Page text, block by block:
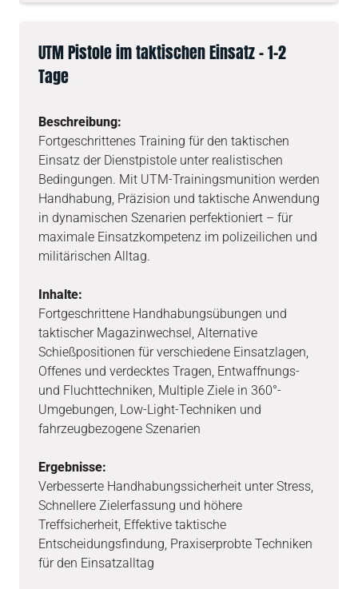
UTM Pistole im taktischen Einsatz – 1-2
Tage
Beschreibung:
Fortgeschrittenes Training für den taktischen
Einsatz der Dienstpistole unter realistischen
Bedingungen. Mit UTM-Trainingsmunition werden
Handhabung, Präzision und taktische Anwendung
in dynamischen Szenarien perfektioniert – für
maximale Einsatzkompetenz im polizeilichen und
militärischen Alltag.
Inhalte:
Fortgeschrittene Handhabungsübungen und
taktischer Magazinwechsel, Alternative
Schießpositionen für verschiedene Einsatzlagen,
Offenes und verdecktes Tragen, Entwaffnungs-
und Fluchttechniken, Multiple Ziele in 360°-
Umgebungen, Low-Light-Techniken und
fahrzeugbezogene Szenarien
Ergebnisse:
Verbesserte Handhabungssicherheit unter Stress,
Schnellere Zielerfassung und höhere
Treffsicherheit, Effektive taktische
Entscheidungsfindung, Praxiserprobte Techniken
für den Einsatzalltag